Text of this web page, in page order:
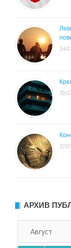
АРХИВ